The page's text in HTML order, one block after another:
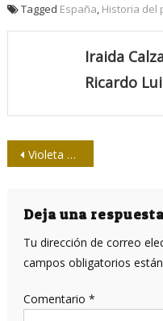
Tagged España, Historia del
Iraida
Ricardo
Navegación
entradas
Violeta Casal Díaz
Deja una
Tu dirección de correo
campos obligatorios
Comentario *